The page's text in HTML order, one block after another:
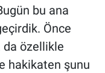
bu ana
Önce
da özellikle
hakikaten şunu